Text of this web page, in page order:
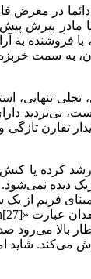
در معرض
مادرِ پیرش
فروشنده به
به سمت
تنهایی،
است، بی‌تردید
تقارنِ
رشد کرده یا
سفر به تراکم‌های
فریم از یک
بالا
شاید